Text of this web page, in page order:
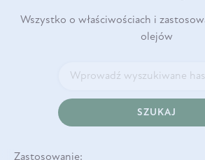
Wszystko o właściwościach i
olejów
SZUKAJ
Zastosowanie: